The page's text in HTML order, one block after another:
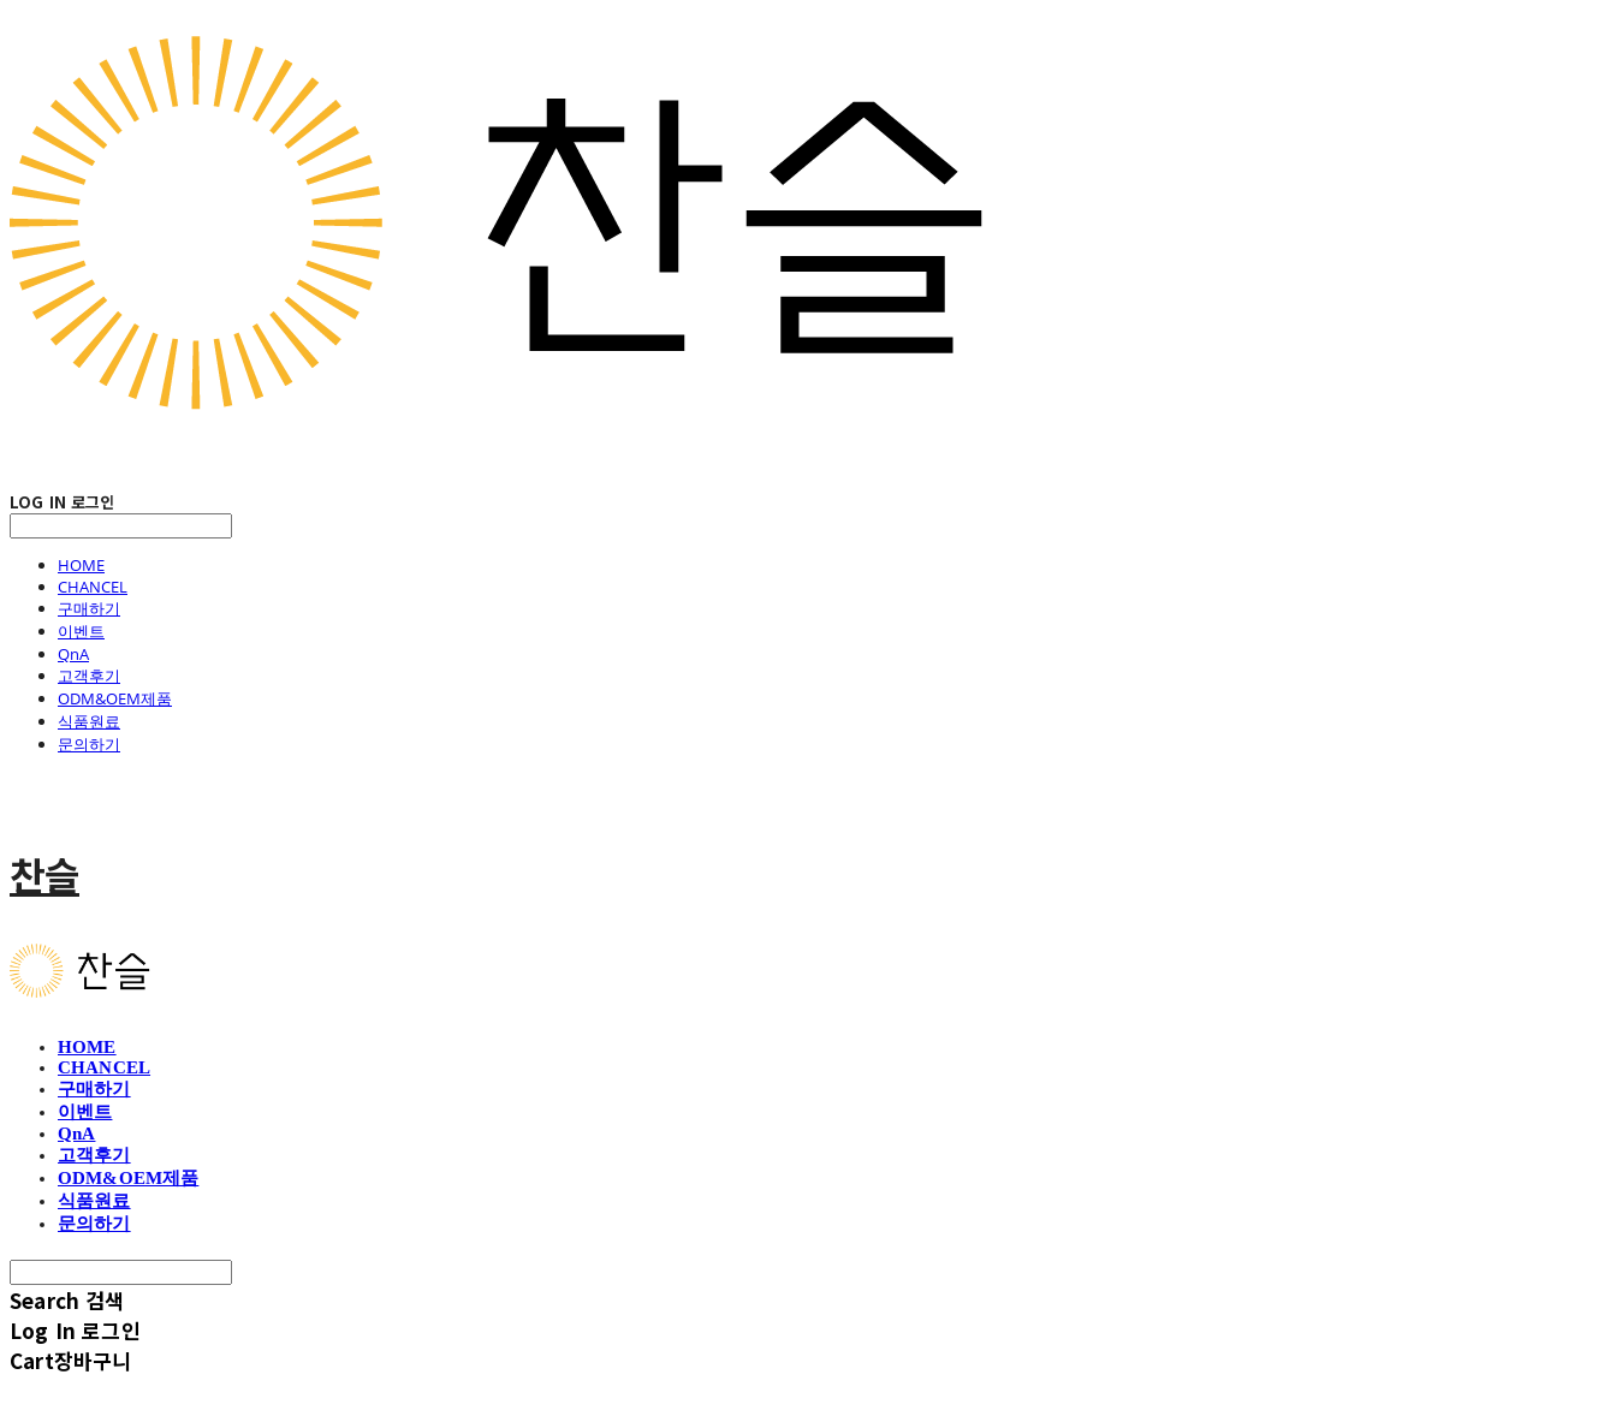
LOG IN 로그인
HOME
CHANCEL
구매하기
이벤트
QnA
고객후기
ODM&OEM제품
식품원료
문의하기
찬슬
HOME
CHANCEL
구매하기
이벤트
QnA
고객후기
ODM&OEM제품
식품원료
문의하기
Search 검색
Log In 로그인
Cart장바구니